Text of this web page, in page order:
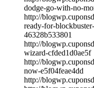
dodge-go-with-no-
http://
ready-for-
46328b533801
http://
wizard-cfded1d0ae5f
http://
now-e5f04feae4dd
http://